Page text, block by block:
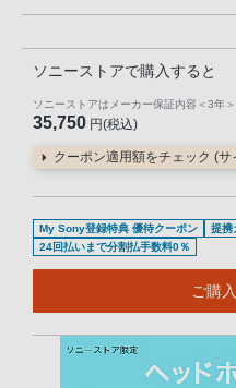
ソニーストアで購入すると
ソニーストアはメーカー保証内容 ＜3年＞
35,750 円(税込)
クーポン適用額をチェック (
My Sony登録特典 優待クーポン 提携
24回払いまで分割払手数料0％
ご購